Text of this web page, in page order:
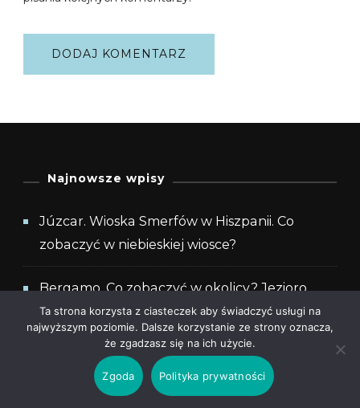
Najnowsze wpisy
Júzcar. Wioska Smerfów w Hiszpanii. Co
zobaczyć w niebieskiej wiosce?
Bergamo. Co zobaczyć w okolicy? Jezioro,
góry i miasteczka, o których nikt Ci nie powie
Wieczór po całym dniu jazdy. Jak odpocząć w
trasie, żeby następnego dnia mieć siłę na
dalszą podróż?
Ta strona korzysta z ciasteczek aby świadczyć usługi na
najwyższym poziomie. Dalsze korzystanie ze strony oznacza,
że zgadzasz się na ich użycie.
Zgoda Polityka prywatności